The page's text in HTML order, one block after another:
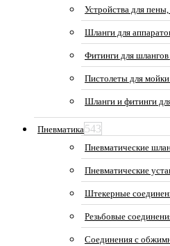
Устройства для
Шланги для
Фитинги для
Пистолеты для
Шланги и фитинги
Пневматика543
Пневматические
Пневматические
Штекерные
Резьбовые
Соединения с